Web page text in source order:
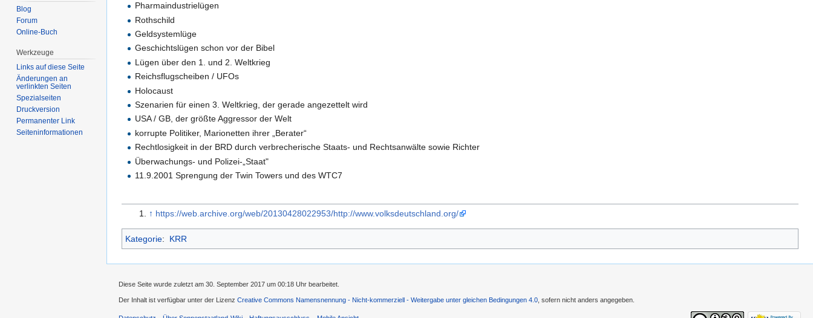
Pharmaindustrielügen
Rothschild
Geldsystemlüge
Geschichtslügen schon vor der Bibel
Lügen über den 1. und 2. Weltkrieg
Reichsflugscheiben / UFOs
Holocaust
Szenarien für einen 3. Weltkrieg, der gerade angezettelt wird
USA / GB, der größte Aggressor der Welt
korrupte Politiker, Marionetten ihrer „Berater“
Rechtlosigkeit in der BRD durch verbrecherische Staats- und Rechtsanwälte sowie Richter
Überwachungs- und Polizei-„Staat"
11.9.2001 Sprengung der Twin Towers und des WTC7
↑ https://web.archive.org/web/20130428022953/http://www.volksdeutschland.org/
Kategorie: KRR
Blog
Forum
Online-Buch
Werkzeuge
Links auf diese Seite
Änderungen an
verlinkten Seiten
Spezialseiten
Druckversion
Permanenter Link
Seiten­informationen
Diese Seite wurde zuletzt am 30. September 2017 um 00:18 Uhr bearbeitet.
Der Inhalt ist verfügbar unter der Lizenz Creative Commons Namensnennung - Nicht-kommerziell - Weitergabe unter gleichen Bedingungen 4.0 , sofern nicht anders angegeben.